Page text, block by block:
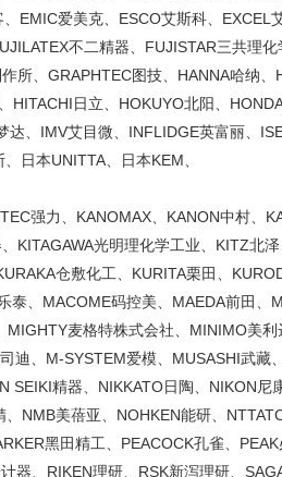
EMIC爱美克、ESCO艾斯科、EXCEL
不二精器、FUJISTAR三共理
所、GRAPHTEC图技、HANNA哈纳、
HITACHI日立、HOKUYO北阳、
达、IMV艾目微、INFLIDGE英富丽、
日本UNITTA、日本KEM、
强力、KANOMAX、KANON中村、
KITAGAWA光明理化学工业、KITZ北
仓敷化工、KURITA栗田、
泰、MACOME码控美、MAEDA前田、
麦格特株式会社、MINIMO美
迪、M-SYSTEM爱模、MUSASHI武藏
SEIKI精器、NIKKATO日陶、NIKON尼
NMB美蓓亚、NOHKEN能研、
黑田精工、PEACOCK孔雀、
器、RIKEN理研、RSK新泻理研、